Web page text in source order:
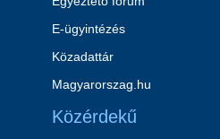
E-ügyintézés
Közadattár
Magyarorszag.hu
Közérdekű